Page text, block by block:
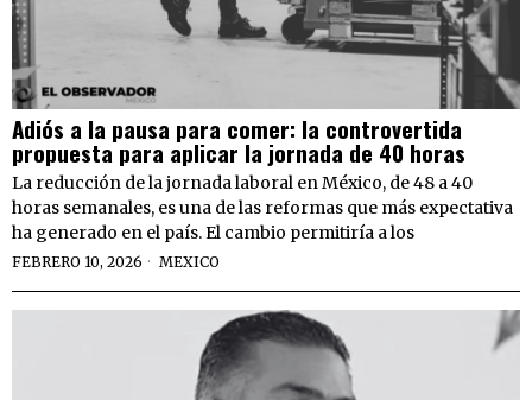
Adiós a la pausa para comer: la controvertida
propuesta para aplicar la jornada de 40 horas
La reducción de la jornada laboral en México, de 48 a 40
horas semanales, es una de las reformas que más expectativa
ha generado en el país. El cambio permitiría a los
FEBRERO 10, 2026 MEXICO